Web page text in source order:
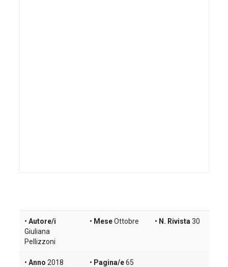
Autore/i
Giuliana
Pellizzoni
Mese Ottobre N. Rivista 30
Anno 2018 Pagina/e 65